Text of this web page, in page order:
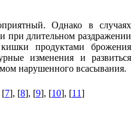
Однако в случаях
при длительном раздражении
продуктами брожения
изменения и развиться
нарушенного всасывания.
[7], [8], [9], [10], [11]